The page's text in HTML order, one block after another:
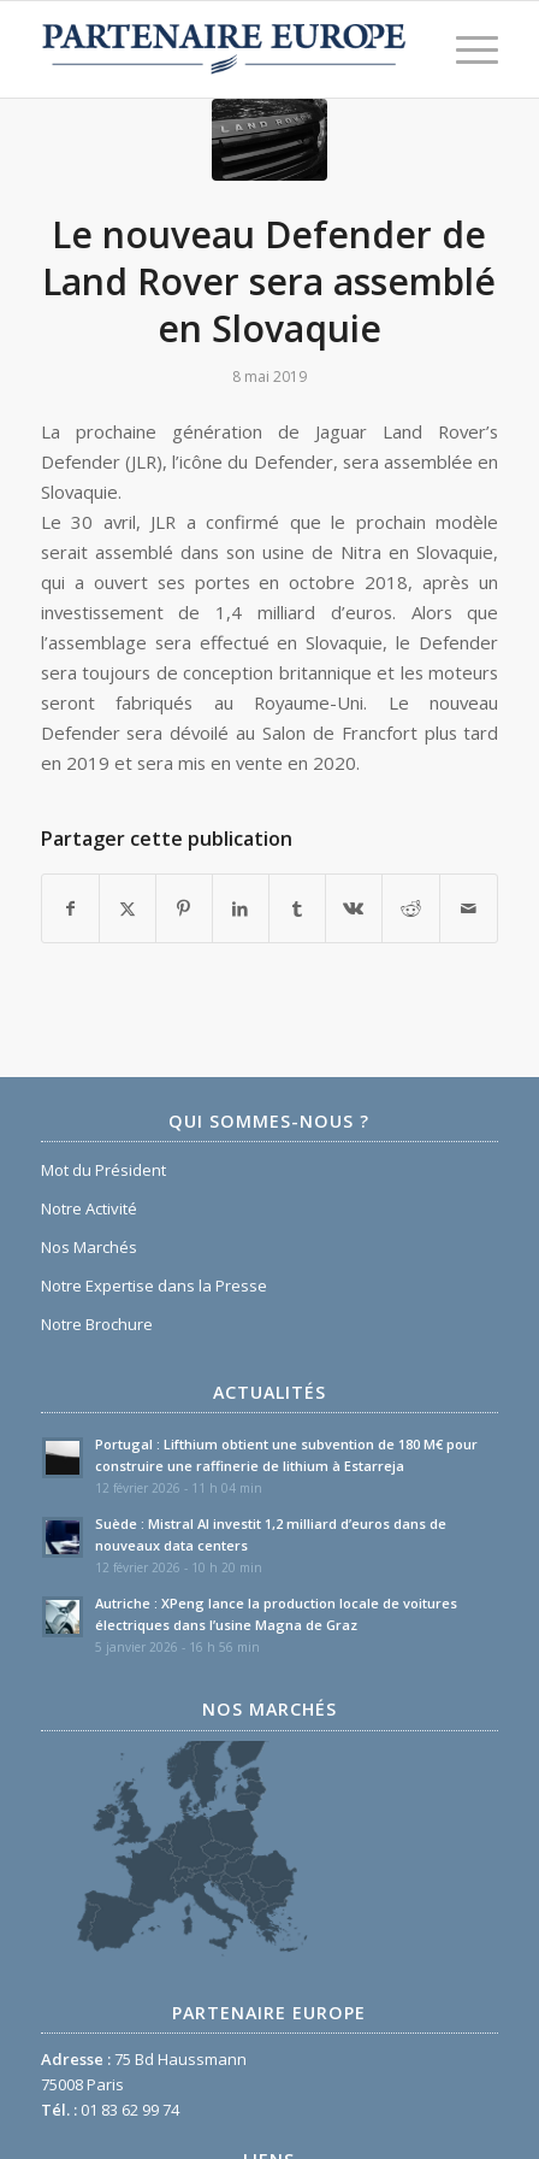
Le nouveau Defender de
Land Rover sera assemblé
en Slovaquie
8 mai 2019
La prochaine génération de Jaguar Land Rover’s
Defender (JLR), l’icône du Defender, sera assemblée en
Slovaquie.
Le 30 avril, JLR a confirmé que le prochain modèle
serait assemblé dans son usine de Nitra en Slovaquie,
qui a ouvert ses portes en octobre 2018, après un
investissement de 1,4 milliard d’euros. Alors que
l’assemblage sera effectué en Slovaquie, le Defender
sera toujours de conception britannique et les moteurs
seront fabriqués au Royaume-Uni. Le nouveau
Defender sera dévoilé au Salon de Francfort plus tard
en 2019 et sera mis en vente en 2020.
Partager cette publication
QUI SOMMES-NOUS ?
Mot du Président
Notre Activité
Nos Marchés
Notre Expertise dans la Presse
Notre Brochure
ACTUALITÉS
Portugal : Lifthium obtient une subvention de 180 M€ pour
construire une raffinerie de lithium à Estarreja
12 février 2026 - 11 h 04 min
Suède : Mistral AI investit 1,2 milliard d’euros dans de
nouveaux data centers
12 février 2026 - 10 h 20 min
Autriche : XPeng lance la production locale de voitures
électriques dans l’usine Magna de Graz
5 janvier 2026 - 16 h 56 min
NOS MARCHÉS
PARTENAIRE EUROPE
Adresse :75 Bd Haussmann
75008 Paris
Tél. :01 83 62 99 74